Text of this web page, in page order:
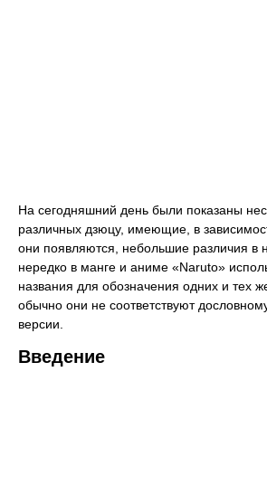
На сегодняшний день были показаны
различных дзюцу, имеющие, в
они появляются, небольшие различия в
нередко в манге и аниме «Naruto»
названия для обозначения одних и тех
обычно они не соответствуют
версии.
Введение